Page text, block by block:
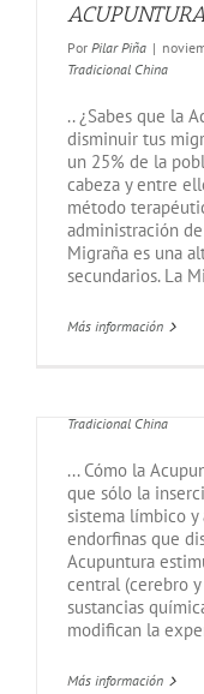
Por Pilar Piña |
Tradicional China
.. ¿Sabes que la
disminuir tus
un 25% de la
cabeza y entre
método
administración
Migraña es una
secundarios. La
Más información
Tradicional China
... Cómo la
que sólo la
sistema límbico y
endorfinas que
Acupuntura
central (cerebro
sustancias
modifican la
Más información